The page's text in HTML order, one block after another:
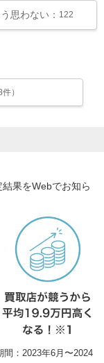
思わない： 122
件）
果をWebでお知ら
：2023年6月〜2024